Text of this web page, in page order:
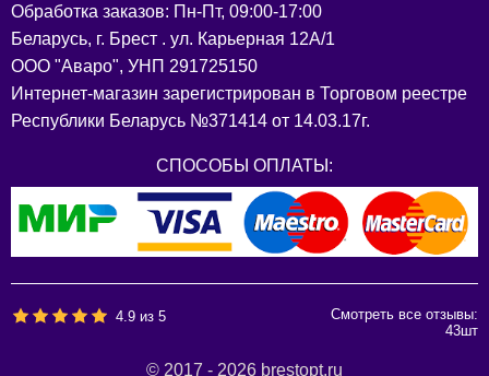
Обработка заказов: Пн-Пт, 09:00-17:00
Беларусь, г. Брест . ул. Карьерная 12А/1
ООО "Аваро", УНП 291725150
Интернет-магазин зарегистрирован в Торговом реестре
Республики Беларусь №371414 от 14.03.17г.
СПОСОБЫ ОПЛАТЫ:
4.9 из5
Смотреть все отзывы:
43шт
© 2017 - 2026 brestopt.ru